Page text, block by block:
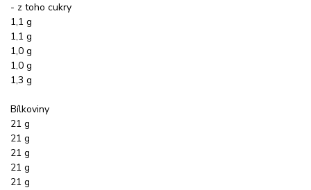
- z toho cukry
1,1 g
1,1 g
1,0 g
1,0 g
1,3 g
Bílkoviny
21 g
21 g
21 g
21 g
21 g